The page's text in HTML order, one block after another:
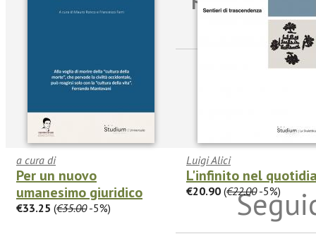
a cura di
Per un nuovo
umanesimo giuridico
€33.25 (€35.00-5%)
Luigi Alici
L'infinito nel
€20.90 (€22.00-5%)
sulle